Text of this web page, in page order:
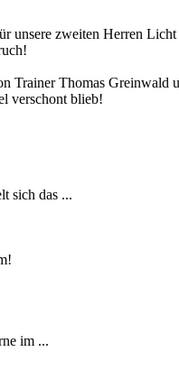
unsere zweiten Herren
Trainer Thomas
verschont blieb!
sich das ...
im ...